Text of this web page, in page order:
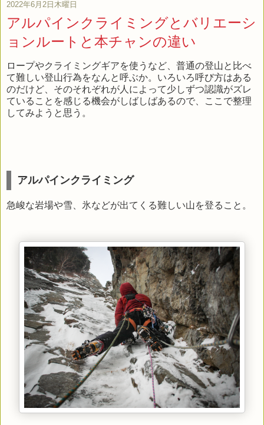
2022年6月2日木曜日
アルパインクライミングとバリエーシ
ョンルートと本チャンの違い
ロープやクライミングギアを使うなど、普通の登山と比べ
て難しい登山行為をなんと呼ぶか。いろいろ呼び方はある
のだけど、そのそれぞれが人によって少しずつ認識がズレ
ていることを感じる機会がしばしばあるので、ここで整理
してみようと思う。
アルパインクライミング
急峻な岩場や雪、氷などが出てくる難しい山を登ること。